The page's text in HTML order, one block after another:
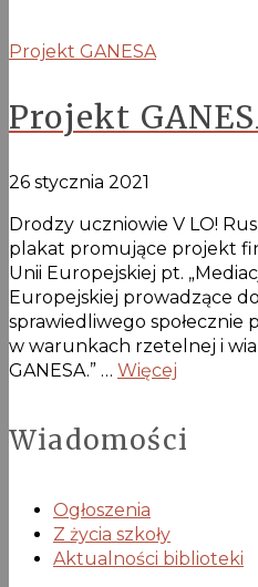
Projekt GANESA
Projekt
26 stycznia 2021
Drodzy uczniowie V LO!
plakat promujące projekt
Unii Europejskiej pt.
Europejskiej prowadzące
sprawiedliwego społecznie
w warunkach rzetelnej i
GANESA.” … Więcej
Wiadomości
Ogłoszenia
Z życia szkoły
Aktualności biblioteki